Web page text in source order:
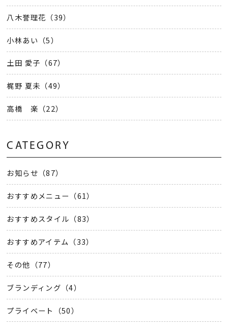
八木誉理花（39）
小林あい（5）
土田 愛子（67）
梶野 夏未（49）
高橋 楽（22）
CATEGORY
お知らせ（87）
おすすめメニュー（61）
おすすめスタイル（83）
おすすめアイテム（33）
その他（77）
ブランディング（4）
プライベート（50）